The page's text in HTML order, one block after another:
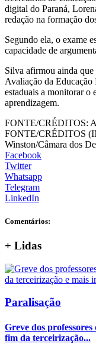
digital do Paraná,
redação na formação
Segundo ela, o exame
capacidade de
Silva afirmou ainda que
Avaliação da Educação
estaduais a monitorar o
aprendizagem.
FONTE/CRÉDITOS:
FONTE/CRÉDITOS
Winston/Câmara dos
Facebook
Twitter
Whatsapp
Telegram
LinkedIn
Comentários:
+ Lidas
Paralisação
Greve dos
fim da terceirização...